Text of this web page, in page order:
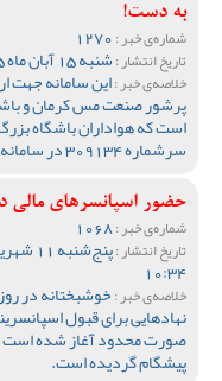
به دست!
شماره‌ی خبر :
تاریخ انتشار :شنبه 15 آبان ماه 1395 ساعت 11:26
خلاصه‌ی خبر :این سامانه جهت
پرشور صنعت مس کرمان و
سرشماره 309134 در سامانه هوادارای مس عضو شوند.
حضور اسپانسرهای مالی
شماره‌ی خبر :
تاریخ انتشار :
10:34
خلاصه‌ی خبر :خوشبختانه در
نهادهایی برای قبول
صورت محدود آغاز شده است
پیشگام گردیده است.